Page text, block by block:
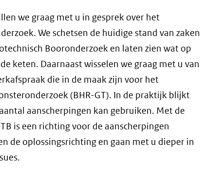
we graag met u in gesprek over het
We schetsen de huidige stand van zaken
Booronderzoek en laten zien wat op
keten. Daarnaast wisselen we graag met u van
die in de maak zijn voor het
(BHR-GT). In de praktijk blijkt
aanscherpingen kan gebruiken. Met de
is een richting voor de aanscherpingen
de oplossingsrichting en gaan met u dieper in